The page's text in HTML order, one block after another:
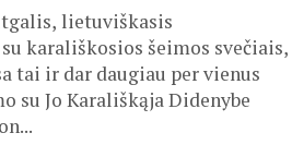
lietuviškasis
karališkosios šeimos svečiais,
tai ir dar daugiau per vienus
su Jo Karališkąja Didenybe